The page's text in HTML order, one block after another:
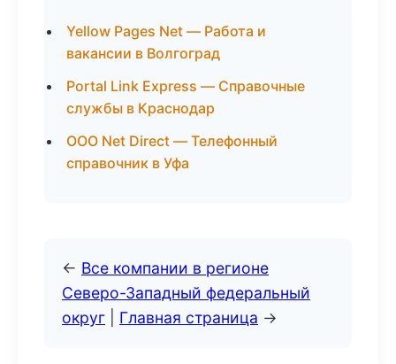
Yellow Pages Net — Работа и
вакансии в Волгоград
Portal Link Express — Справочные
службы в Краснодар
ООО Net Direct — Телефонный
справочник в Уфа
← Все компании в регионе
Северо-Западный федеральный
округ
Главная страница →